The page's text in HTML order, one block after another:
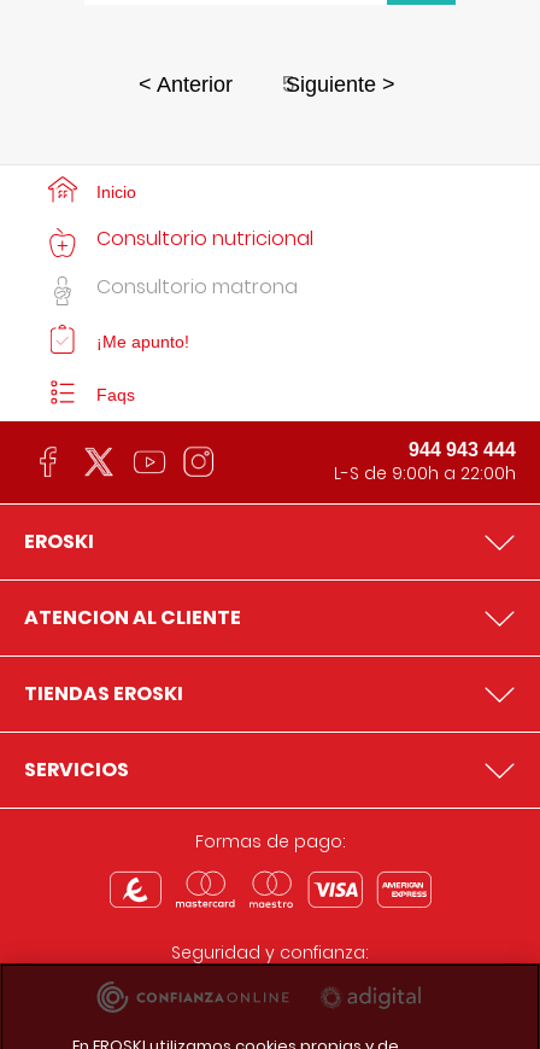
< Anterior 5
Siguiente >
Inicio
Consultorio nutricional
Consultorio matrona
¡Me apunto!
Faqs
944 943 444
L-S de 9:00h a 22:00h
EROSKI
ATENCION AL CLIENTE
TIENDAS EROSKI
SERVICIOS
Formas de pago:
Seguridad y confianza: